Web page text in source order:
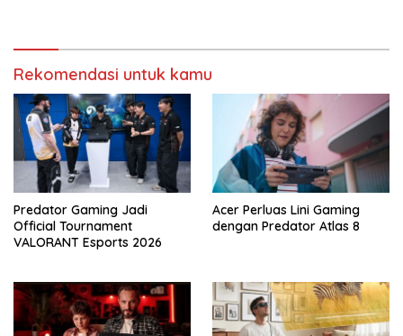
Rekomendasi untuk kamu
Predator Gaming Jadi
Official Tournament
VALORANT Esports 2026
Acer Perluas Lini Gaming
dengan Predator Atlas 8